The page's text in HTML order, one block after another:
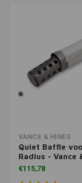
VANCE & HINES
Quiet Baffle
Radius - Vance
€115,78